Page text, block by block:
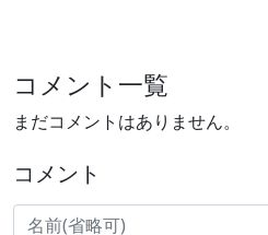
コメント一覧
まだコメントはありません。
コメント